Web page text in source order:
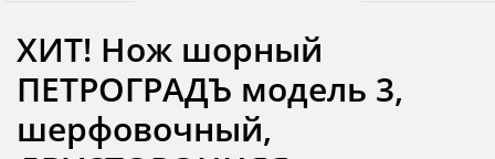
ХИТ! Нож шорный
ПЕТРОГРАДЪ модель 3,
шерфовочный,